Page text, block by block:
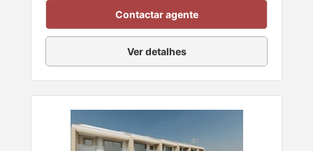
Contactar agente
Ver detalhes